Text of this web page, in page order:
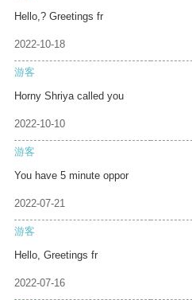
Hello,? Greetings fr
2022-10-18
游客
Horny Shriya called you
2022-10-10
游客
You have 5 minute oppor
2022-07-21
游客
Hello, Greetings fr
2022-07-16